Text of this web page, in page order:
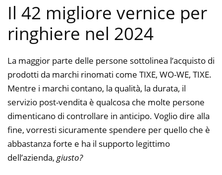
Il 42 migliore vernice per
ringhiere nel 2024
La maggior parte delle persone sottolinea l’acquisto di
prodotti da marchi rinomati come TIXE, WO-WE, TIXE.
Mentre i marchi contano, la qualità, la durata, il
servizio post-vendita è qualcosa che molte persone
dimenticano di controllare in anticipo. Voglio dire alla
fine, vorresti sicuramente spendere per quello che è
abbastanza forte e ha il supporto legittimo
dell’azienda, giusto?